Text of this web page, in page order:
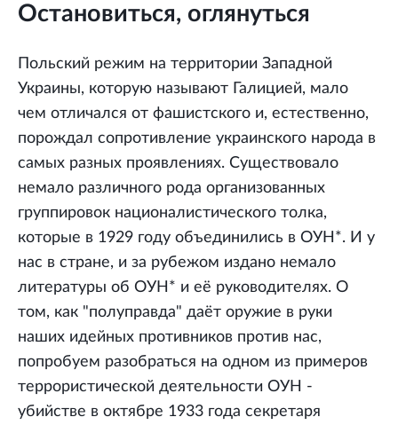
Остановиться, оглянуться
Польский режим на территории Западной
Украины, которую называют Галицией, мало
чем отличался от фашистского и, естественно,
порождал сопротивление украинского народа в
самых разных проявлениях. Существовало
немало различного рода организованных
группировок националистического толка,
которые в 1929 году объединились в ОУН*. И у
нас в стране, и за рубежом издано немало
литературы об ОУН* и её руководителях. О
том, как "полуправда" даёт оружие в руки
наших идейных противников против нас,
попробуем разобраться на одном из примеров
террористической деятельности ОУН -
убийстве в октябре 1933 года секретаря